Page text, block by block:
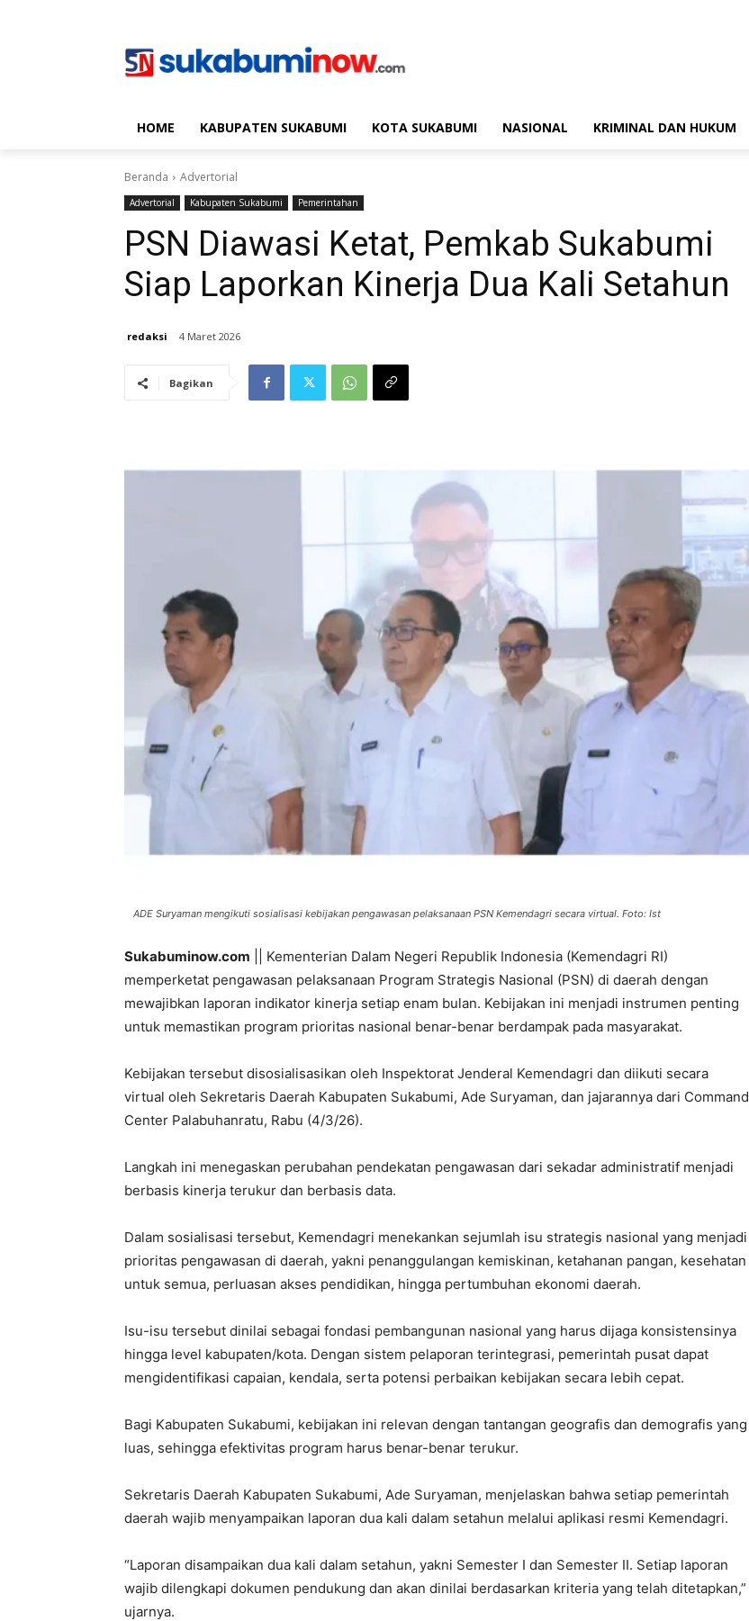
HOME KABUPATEN SUKABUMI KOTA SUKABUMI NASIONAL KRIMINAL DAN HUKUM
Beranda Advertorial
Advertorial Kabupaten Sukabumi Pemerintahan
PSN Diawasi Ketat, Pemkab Sukabumi
Siap Laporkan Kinerja Dua Kali Setahun
redaksi 4 Maret 2026
Bagikan
ADE Suryaman mengikuti sosialisasi kebijakan pengawasan pelaksanaan PSN Kemendagri secara virtual. Foto: Ist
Sukabuminow.com || Kementerian Dalam Negeri Republik Indonesia (Kemendagri RI)
memperketat pengawasan pelaksanaan Program Strategis Nasional (PSN) di daerah dengan
mewajibkan laporan indikator kinerja setiap enam bulan. Kebijakan ini menjadi instrumen penting
untuk memastikan program prioritas nasional benar-benar berdampak pada masyarakat.
Kebijakan tersebut disosialisasikan oleh Inspektorat Jenderal Kemendagri dan diikuti secara
virtual oleh Sekretaris Daerah Kabupaten Sukabumi, Ade Suryaman, dan jajarannya dari Command
Center Palabuhanratu, Rabu (4/3/26).
Langkah ini menegaskan perubahan pendekatan pengawasan dari sekadar administratif menjadi
berbasis kinerja terukur dan berbasis data.
Dalam sosialisasi tersebut, Kemendagri menekankan sejumlah isu strategis nasional yang menjadi
prioritas pengawasan di daerah, yakni penanggulangan kemiskinan, ketahanan pangan, kesehatan
untuk semua, perluasan akses pendidikan, hingga pertumbuhan ekonomi daerah.
Isu-isu tersebut dinilai sebagai fondasi pembangunan nasional yang harus dijaga konsistensinya
hingga level kabupaten/kota. Dengan sistem pelaporan terintegrasi, pemerintah pusat dapat
mengidentifikasi capaian, kendala, serta potensi perbaikan kebijakan secara lebih cepat.
Bagi Kabupaten Sukabumi, kebijakan ini relevan dengan tantangan geografis dan demografis yang
luas, sehingga efektivitas program harus benar-benar terukur.
Sekretaris Daerah Kabupaten Sukabumi, Ade Suryaman, menjelaskan bahwa setiap pemerintah
daerah wajib menyampaikan laporan dua kali dalam setahun melalui aplikasi resmi Kemendagri.
“Laporan disampaikan dua kali dalam setahun, yakni Semester I dan Semester II. Setiap laporan
wajib dilengkapi dokumen pendukung dan akan dinilai berdasarkan kriteria yang telah ditetapkan,”
ujarnya.